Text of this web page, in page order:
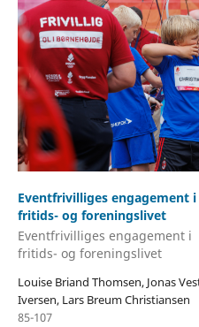
Eventfrivilliges engagement i
fritids- og foreningslivet
Eventfrivilliges engagement i
fritids- og foreningslivet
Louise Briand Thomsen, Jonas
Iversen, Lars Breum Christiansen
85-107